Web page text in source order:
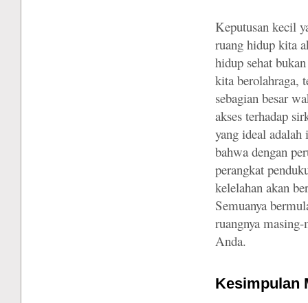
Keputusan kecil
ruang hidup kita
hidup sehat
kita berolahraga,
sebagian besar
akses terhadap
yang ideal adalah
bahwa dengan
perangkat
kelelahan akan
Semuanya
ruangnya
Anda.
Kesimpulan